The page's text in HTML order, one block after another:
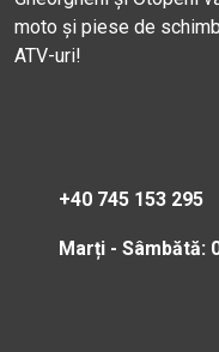
moto și piese de
ATV-uri!
+40 745 153 295
Marți - Sâmbătă: